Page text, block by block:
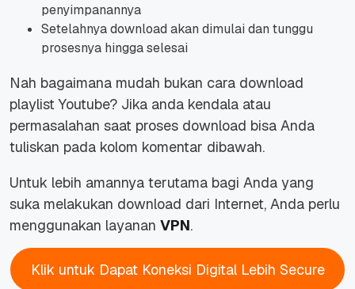
penyimpanannya
Setelahnya download akan dimulai dan tunggu
prosesnya hingga selesai
Nah bagaimana mudah bukan cara download
playlist Youtube? Jika anda kendala atau
permasalahan saat proses download bisa Anda
tuliskan pada kolom komentar dibawah.
Untuk lebih amannya terutama bagi Anda yang
suka melakukan download dari Internet, Anda perlu
menggunakan layanan VPN.
Klik untuk Dapat Koneksi Digital Lebih Secure